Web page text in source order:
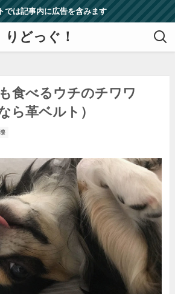
では記事内に広告を含みます
りどっぐ！
食べるウチのチワワ
ら革ベルト）